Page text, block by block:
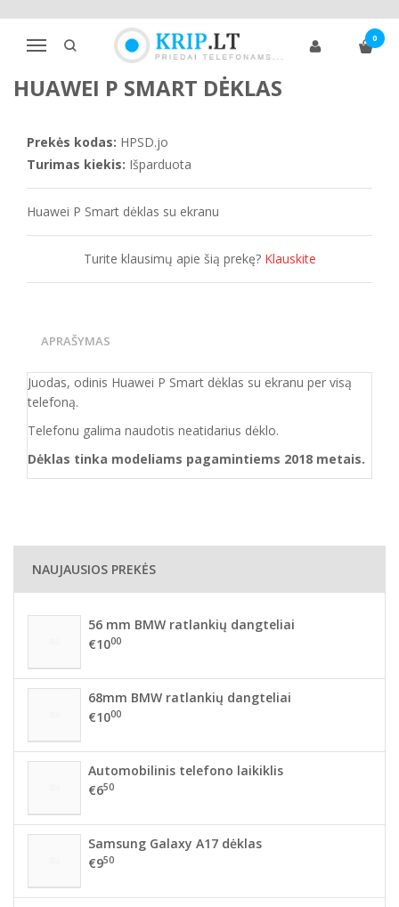
Navigacija
0
Pagrindinis Telefonų dėklai Huawei
Kita
Huawei P Smart dėklas
HUAWEI P SMART DĖKLAS
Prekės kodas: HPSD.jo
Turimas kiekis: Išparduota
Huawei P Smart dėklas su ekranu
Turite klausimų apie šią prekę? Klauskite
APRAŠYMAS
Juodas, odinis Huawei P Smart dėklas su ekranu per visą
telefoną.
Telefonu galima naudotis neatidarius dėklo.
Dėklas tinka modeliams pagamintiems 2018 metais.
NAUJAUSIOS PREKĖS
56 mm BMW ratlankių dangteliai
€1000
68mm BMW ratlankių dangteliai
€1000
Automobilinis telefono laikiklis
€650
Samsung Galaxy A17 dėklas
€950